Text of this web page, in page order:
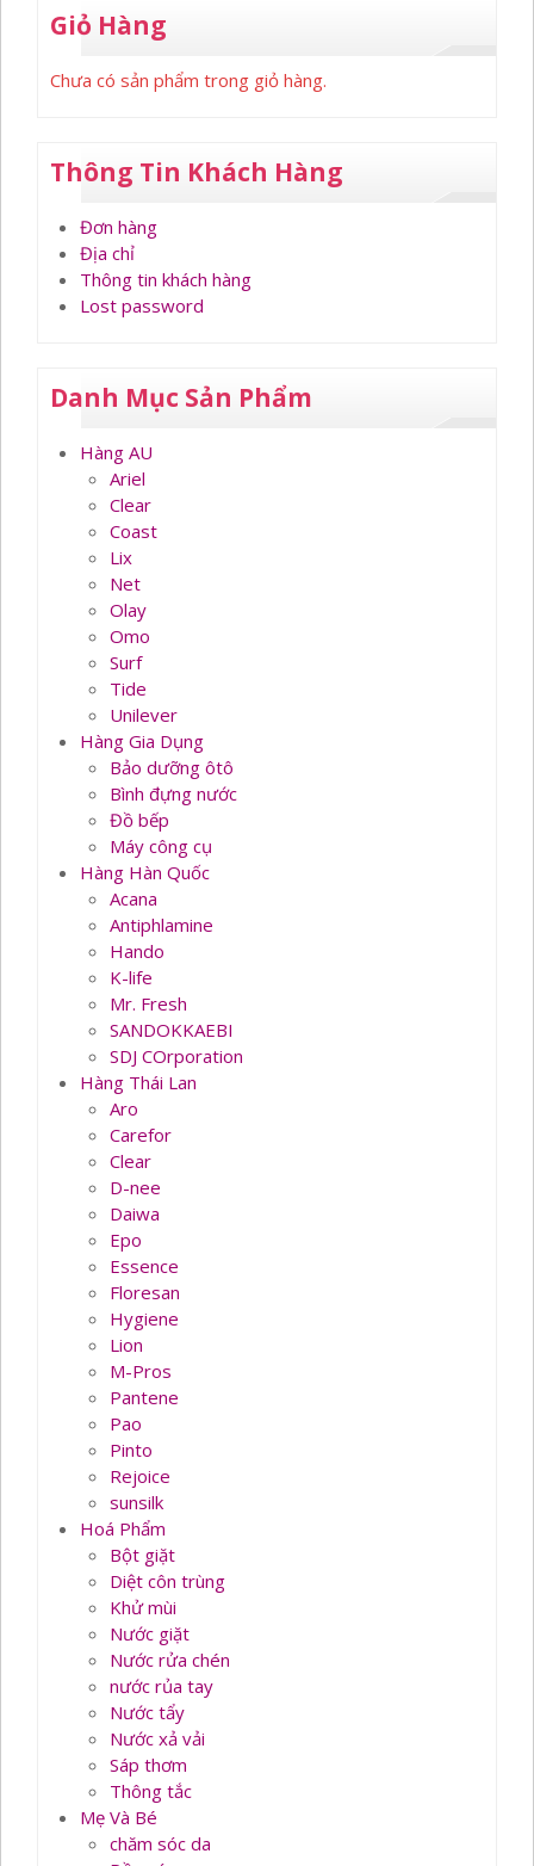
Giỏ Hàng
Chưa có sản phẩm trong giỏ hàng.
Thông Tin Khách Hàng
Đơn hàng
Địa chỉ
Thông tin khách hàng
Lost password
Danh Mục Sản Phẩm
Hàng AU
Ariel
Clear
Coast
Lix
Net
Olay
Omo
Surf
Tide
Unilever
Hàng Gia Dụng
Bảo dưỡng ôtô
Bình đựng nước
Đồ bếp
Máy công cụ
Hàng Hàn Quốc
Acana
Antiphlamine
Hando
K-life
Mr. Fresh
SANDOKKAEBI
SDJ COrporation
Hàng Thái Lan
Aro
Carefor
Clear
D-nee
Daiwa
Epo
Essence
Floresan
Hygiene
Lion
M-Pros
Pantene
Pao
Pinto
Rejoice
sunsilk
Hoá Phẩm
Bột giặt
Diệt côn trùng
Khử mùi
Nước giặt
Nước rửa chén
nước rủa tay
Nước tẩy
Nước xả vải
Sáp thơm
Thông tắc
Mẹ Và Bé
chăm sóc da